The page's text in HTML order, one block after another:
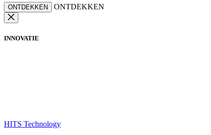
ONTDEKKEN ONTDEKKEN
INNOVATIE
HITS Technology